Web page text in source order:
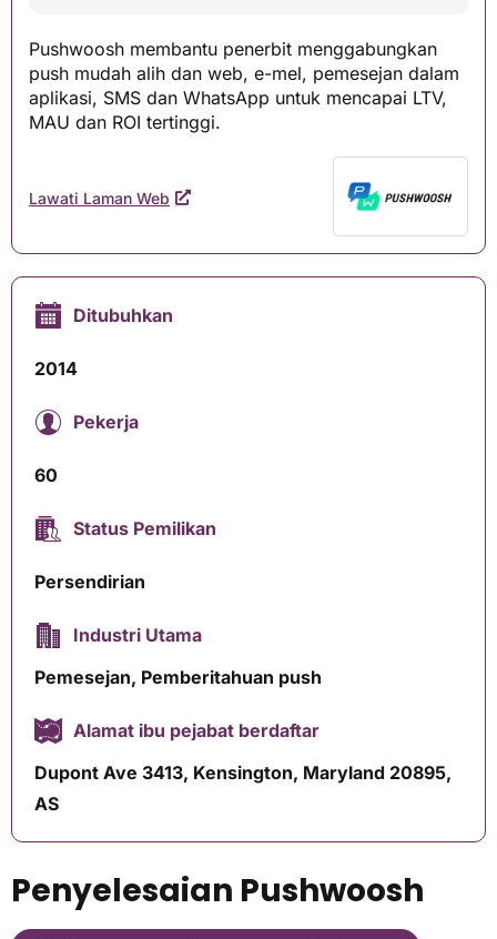
Pushwoosh membantu penerbit menggabungkan
push mudah alih dan web, e-mel, pemesejan dalam
aplikasi, SMS dan WhatsApp untuk mencapai LTV,
MAU dan ROI tertinggi.
Lawati Laman Web
Ditubuhkan
2014
Pekerja
60
Status Pemilikan
Persendirian
Industri Utama
Pemesejan, Pemberitahuan push
Alamat ibu pejabat berdaftar
Dupont Ave 3413, Kensington, Maryland 20895,
AS
Penyelesaian Pushwoosh